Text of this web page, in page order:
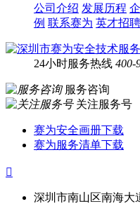
公司介绍 发展历程
例 联系赛为 英才招聘
24小时服务热线 400-
服务咨询
关注服务号
赛为安全画册下载
赛为服务清单下载

深圳市南山区南海大